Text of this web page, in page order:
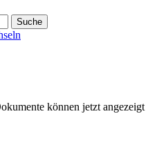
Suche
können jetzt angezeigt